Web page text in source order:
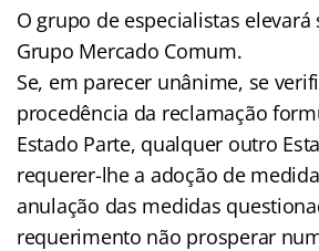
O grupo de especialistas elevará
Grupo Mercado Comum.
Se, em parecer unânime, se
procedência da reclamação
Estado Parte, qualquer outro
requerer-lhe a adoção de
anulação das medidas
requerimento não prosperar